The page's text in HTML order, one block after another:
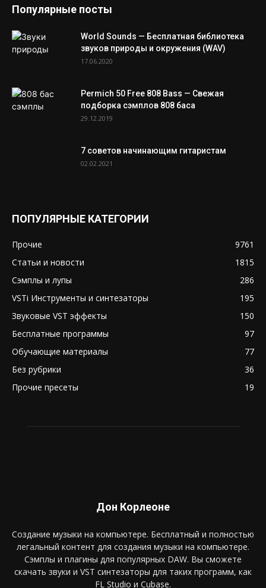
Популярные посты
World Sounds — Бесплатная библиотека
звуков природы и окружения (WAV)
17.06.2020
Permich 50 Free 808 Bass — Свежая
подборка сэмплов 808 баса
29.12.2019
7 советов начинающим гитаристам
02.02.2021
ПОПУЛЯРНЫЕ КАТЕГОРИИ
Прочие
9761
Статьи и новости
1815
Сэмплы и лупы
286
VSTi Инструменты и синтезаторы
195
Звуковые VST эффекты
150
Бесплатные программы
97
Обучающие материалы
77
Без рубрики
36
Прочие пресеты
19
Дон Корлеоне
Создание музыки на компьютере. Бесплатный и полностью
легальный контент для создания музыки на компьютере.
Сэмплы и плагины для популярных DAW. Вы сможете
скачать звуки и VST синтезаторы для таких программ, как
FL Studio и Cubase.